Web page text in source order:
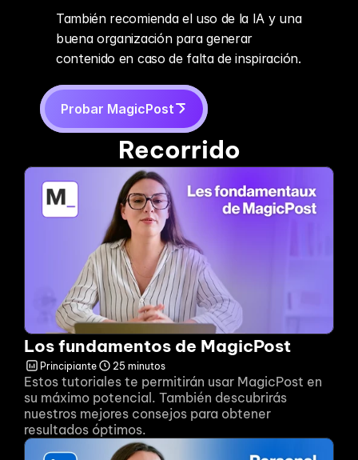
También recomienda el uso de la IA y una
buena organización para generar
contenido en caso de falta de inspiración.
Probar MagicPost
Recorrido
Los fundamentos de MagicPost
Principiante 25 minutos
Estos tutoriales te permitirán usar MagicPost en
su máximo potencial. También descubrirás
nuestros mejores consejos para obtener
resultados óptimos.